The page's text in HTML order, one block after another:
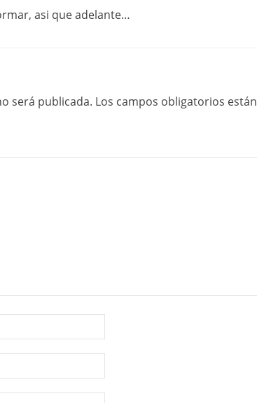
asi que adelante…
será publicada. Los campos obligatorios están